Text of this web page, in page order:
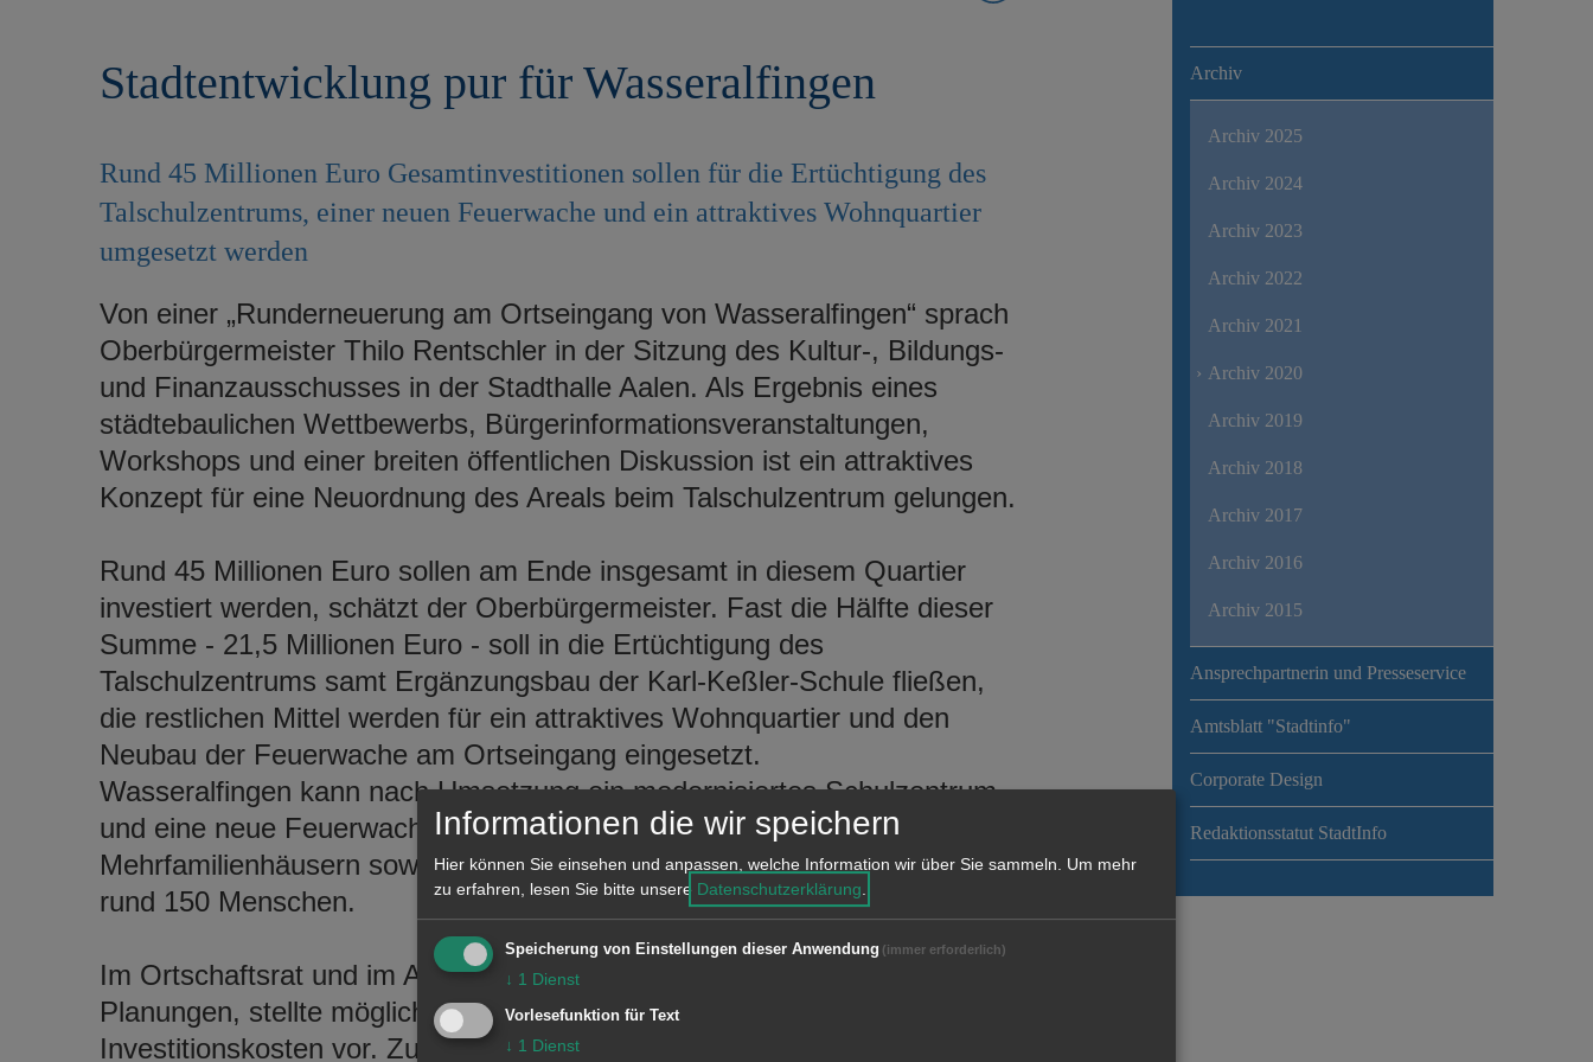
Stadtentwicklung pur für Wasseralfingen
Rund 45 Millionen Euro Gesamtinvestitionen sollen für die Ertüchtigung des
Talschulzentrums, einer neuen Feuerwache und ein attraktives Wohnquartier
umgesetzt werden
Von einer „Runderneuerung am Ortseingang von Wasseralfingen“ sprach
Oberbürgermeister Thilo Rentschler in der Sitzung des Kultur-, Bildungs-
und Finanzausschusses in der Stadthalle Aalen. Als Ergebnis eines
städtebaulichen Wettbewerbs, Bürgerinformationsveranstaltungen,
Workshops und einer breiten öffentlichen Diskussion ist ein attraktives
Konzept für eine Neuordnung des Areals beim Talschulzentrum gelungen.
Rund 45 Millionen Euro sollen am Ende insgesamt in diesem Quartier
investiert werden, schätzt der Oberbürgermeister. Fast die Hälfte dieser
Summe - 21,5 Millionen Euro - soll in die Ertüchtigung des
Talschulzentrums samt Ergänzungsbau der Karl-Keßler-Schule fließen,
die restlichen Mittel werden für ein attraktives Wohnquartier und den
Neubau der Feuerwache am Ortseingang eingesetzt.
Wasseralfingen kann nach Umsetzung ein modernisiertes Schulzentrum
und eine neue Feuerwache vorweisen. In den Kocherwiesen entsteht mit
Mehrfamilienhäusern sowie Reihenhäusern ein solides Wohnumfeld für
rund 150 Menschen.
Im Ortschaftsrat und im Ausschuss informierte die Verwaltung über die
Planungen, stellte mögliche Varianten und die jeweils damit verbundenen
Investitionskosten vor. Zuvor hatte es bereits eine Bürgerinformation,
Archiv
Archiv 2025
Archiv 2024
Archiv 2023
Archiv 2022
Archiv 2021
Archiv 2020
Archiv 2019
Archiv 2018
Archiv 2017
Archiv 2016
Archiv 2015
Ansprechpartnerin und Presseservice
Amtsblatt "Stadtinfo"
Corporate Design
Redaktionsstatut StadtInfo
Informationen die wir speichern
Hier können Sie einsehen und anpassen, welche Information wir über Sie sammeln. Um mehr
zu erfahren, lesen Sie bitte unsere Datenschutzerklärung.
Speicherung von Einstellungen dieser Anwendung (immer erforderlich)
↓ 1 Dienst
Vorlesefunktion für Text
↓ 1 Dienst